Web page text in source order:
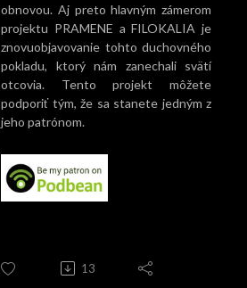
obnovou. Aj preto hlavným zámerom
projektu PRAMENE a FILOKALIA je
znovuobjavovanie tohto duchovného
pokladu, ktorý nám zanechali svätí
otcovia. Tento projekt môžete
podporiť tým, že sa stanete jedným z
jeho patrónom.
13